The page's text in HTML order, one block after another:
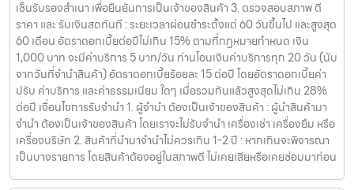
เซ็นรับรองสำเนา เพื่อยืนยันการเป็นเจ้าของสินค้า 3. ตรวจสอบสภาพ ตี
ราคา และ รับเงินสดทันที : ระยะเวลาผ่อนชำระตั้งแต่ 60 วันขึ้นไป และสูงสุด
60 เดือน อัตราดอกเบี้ยต่อปีไม่เกิน 15% ตามที่กฏหมายกำหนด เงิน
1,000 บาท จะมีค่าบริการ 5 บาท/วัน ท่านโอนเงินค่าบริการทุก 20 วัน (นับ
จากวันที่จำนำสินค้า) อัตราดอกเบี้ยร้อยละ 15 ต่อปี โดยอัตราดอกเบี้ยค่า
ปรับ ค่าบริการ และค่าธรรมเนียม ใดๆ เมื่อรวมกันแล้วสูงสุดไม่เกิน 28%
ต่อปี เงื่อนไขการรับจำนำ 1. ผู้จำนำ ต้องเป็นเจ้าของสินค้า : ผู้นำสินค้ามา
จำนำ ต้องเป็นเจ้าของสินค้า โดยเราจะไม่รับจำนำ เครื่องเช่า เครื่องยืม หรือ
เครื่องบริษัท 2. สินค้าที่นำมาจำนำไม่ควรเกิน 1-2 ปี : หากเกินจะพิจารณา
เป็นบางรายการ โดยสินค้าต้องอยู่ในสภาพดี ไม่เคยเสียหรือเคยซ่อมมาก่อน